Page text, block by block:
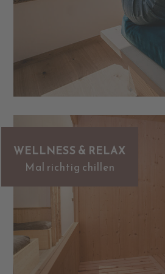
WELLNESS & RELAX
Mal richtig chillen